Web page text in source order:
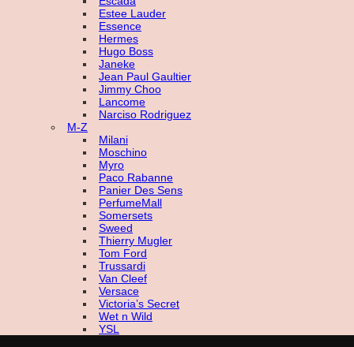
Estee Lauder
Essence
Hermes
Hugo Boss
Janeke
Jean Paul Gaultier
Jimmy Choo
Lancome
Narciso Rodriguez
M-Z
Milani
Moschino
Myro
Paco Rabanne
Panier Des Sens
PerfumeMall
Somersets
Sweed
Thierry Mugler
Tom Ford
Trussardi
Van Cleef
Versace
Victoria’s Secret
Wet n Wild
YSL